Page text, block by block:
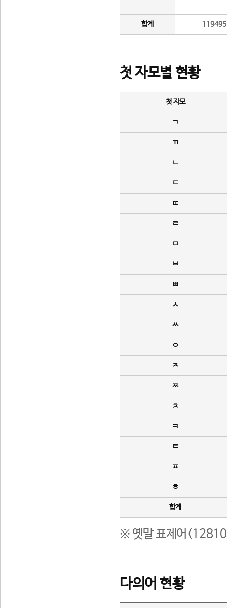
합계
첫 자모별 현황
첫 자모
ㄱ
ㄲ
ㄴ
ㄷ
ㄸ
ㄹ
ㅁ
ㅂ
ㅃ
ㅅ
ㅆ
ㅇ
ㅈ
ㅉ
ㅊ
ㅋ
ㅌ
ㅍ
ㅎ
합계
※ 옛말 표제어(12810
다의어 현황